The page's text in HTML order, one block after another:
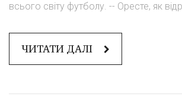
всього світу футболу. -- Оресте, як
ЧИТАТИ ДАЛІ